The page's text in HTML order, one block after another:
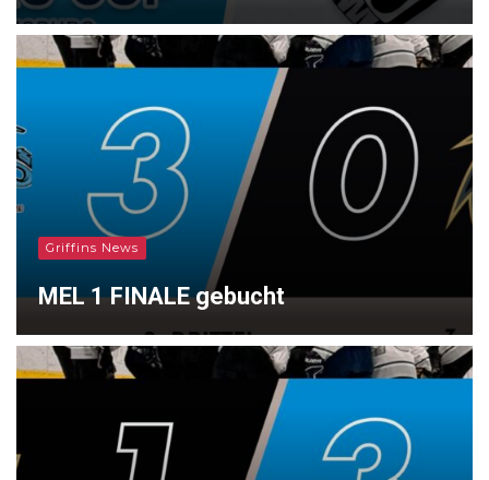
Griffins News
MEL 1 FINALE gebucht